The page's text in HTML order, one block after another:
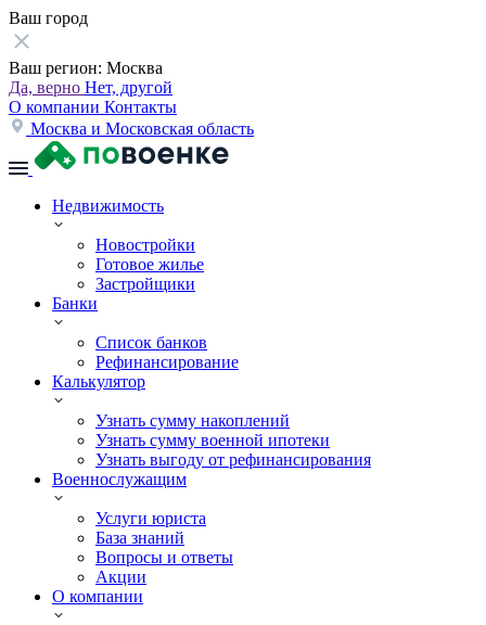
Ваш город
Ваш регион: Москва
Да, верно Нет, другой
О компании Контакты
Москва и Московская область
Недвижимость
Новостройки
Готовое жилье
Застройщики
Банки
Список банков
Рефинансирование
Калькулятор
Узнать сумму накоплений
Узнать сумму военной ипотеки
Узнать выгоду от рефинансирования
Военнослужащим
Услуги юриста
База знаний
Вопросы и ответы
Акции
О компании